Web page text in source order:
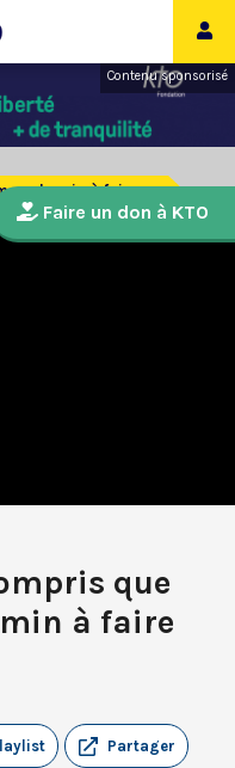
Contenu sponsorisé
chemin à faire »
que
à faire
Partager
Faire un don à KTO